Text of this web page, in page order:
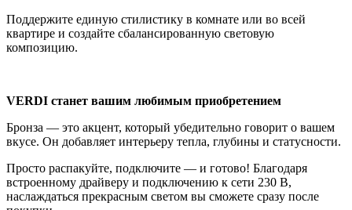
Поддержите единую стилистику в комнате или во всей
квартире и создайте сбалансированную световую
композицию.
VERDI станет вашим любимым приобретением
Бронза — это акцент, который убедительно говорит о вашем
вкусе. Он добавляет интерьеру тепла, глубины и статусности.
Просто распакуйте, подключите — и готово! Благодаря
встроенному драйверу и подключению к сети 230 В,
наслаждаться прекрасным светом вы сможете сразу после